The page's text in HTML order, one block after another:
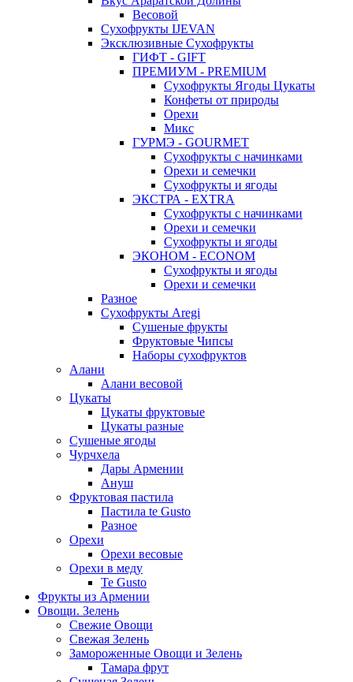
Весовой
Сухофрукты IJEVAN
Эксклюзивные Сухофрукты
ГИФТ - GIFT
ПРЕМИУМ - PREMIUM
Сухофрукты Ягоды Цукаты
Конфеты от природы
Орехи
Микс
ГУРМЭ - GOURMET
Сухофрукты с начинками
Орехи и семечки
Сухофрукты и ягоды
ЭКСТРА - EXTRA
Сухофрукты с начинками
Орехи и семечки
Сухофрукты и ягоды
ЭКОНОМ - ECONOM
Сухофрукты и ягоды
Орехи и семечки
Разное
Сухофрукты Aregi
Сушеные фрукты
Фруктовые Чипсы
Наборы сухофруктов
Алани
Алани весовой
Цукаты
Цукаты фруктовые
Цукаты разные
Сушеные ягоды
Чурчхела
Дары Армении
Ануш
Фруктовая пастила
Пастила te Gusto
Разное
Орехи
Орехи весовые
Орехи в меду
Te Gusto
Фрукты из Армении
Овощи. Зелень
Свежие Овощи
Свежая Зелень
Замороженные Овощи и Зелень
Тамара фрут